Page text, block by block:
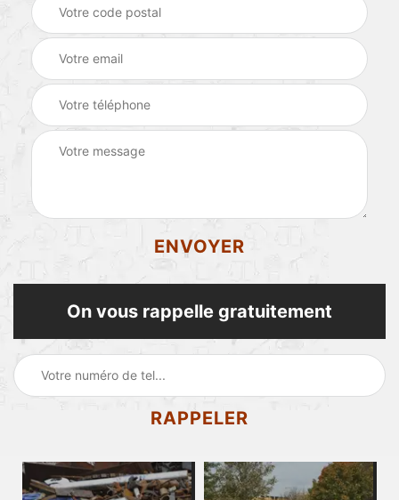
On vous rappelle gratuitement